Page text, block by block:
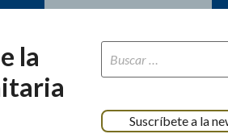
la
Suscríbete a la